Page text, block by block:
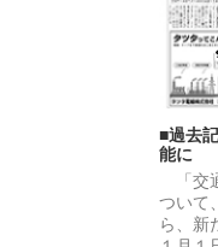
■過去
能に
「交
ついて
ら、新